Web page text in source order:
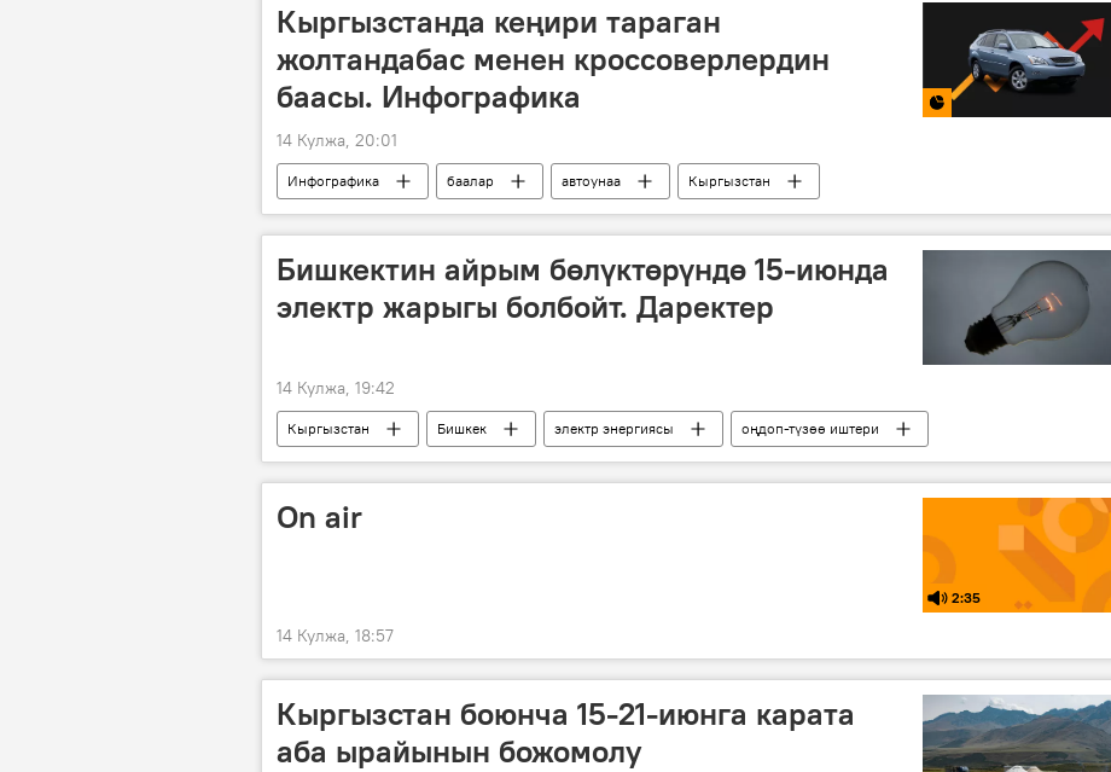
Кыргызстанда кеңири тараган
жолтандабас менен кроссоверлердин
баасы. Инфографика
14 Кулжа, 20:01
Инфографика баалар автоунаа Кыргызстан
Бишкектин айрым бөлүктөрүндө 15-июнда
электр жарыгы болбойт. Даректер
14 Кулжа, 19:42
Кыргызстан Бишкек электр энергиясы оңдоп-түзөө иштери
On air
2:35
14 Кулжа, 18:57
Кыргызстан боюнча 15-21-июнга карата
аба ырайынын божомолу